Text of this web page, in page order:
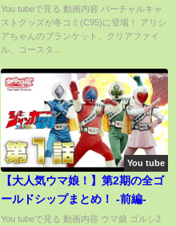
いえるらいぶ41ダイジェスト】
You tubeで見る 動画内容 バーチャルキャ
ストグッズが冬コミ(C95)に登場！ アリシ
アちゃんのブランケット、クリアファイ
ル、コースタ...
You tube
【大人気ウマ娘！】第2期の全ゴ
ールドシップまとめ！ -前編-
You tubeで見る 動画内容 ウマ娘 ゴルシ2